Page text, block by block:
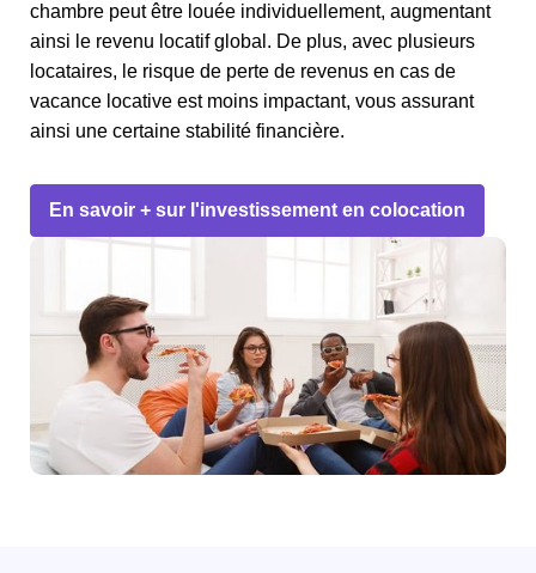
chambre peut être louée individuellement, augmentant
ainsi le revenu locatif global. De plus, avec plusieurs
locataires, le risque de perte de revenus en cas de
vacance locative est moins impactant, vous assurant
ainsi une certaine stabilité financière.
En savoir + sur l'investissement en colocation